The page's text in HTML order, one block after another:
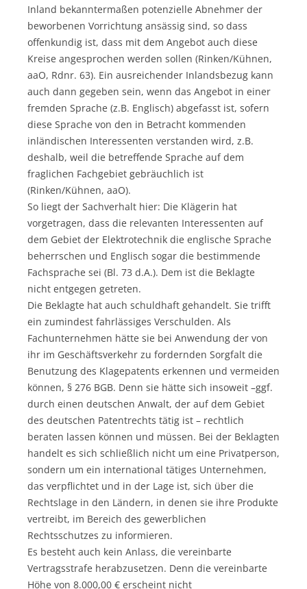
Inland bekanntermaßen potenzielle Abnehmer der
beworbenen Vorrichtung ansässig sind, so dass
offenkundig ist, dass mit dem Angebot auch diese
Kreise angesprochen werden sollen (Rinken/Kühnen,
aaO, Rdnr. 63). Ein ausreichender Inlandsbezug kann
auch dann gegeben sein, wenn das Angebot in einer
fremden Sprache (z.B. Englisch) abgefasst ist, sofern
diese Sprache von den in Betracht kommenden
inländischen Interessenten verstanden wird, z.B.
deshalb, weil die betreffende Sprache auf dem
fraglichen Fachgebiet gebräuchlich ist
(Rinken/Kühnen, aaO).
So liegt der Sachverhalt hier: Die Klägerin hat
vorgetragen, dass die relevanten Interessenten auf
dem Gebiet der Elektrotechnik die englische Sprache
beherrschen und Englisch sogar die bestimmende
Fachsprache sei (Bl. 73 d.A.). Dem ist die Beklagte
nicht entgegen getreten.
Die Beklagte hat auch schuldhaft gehandelt. Sie trifft
ein zumindest fahrlässiges Verschulden. Als
Fachunternehmen hätte sie bei Anwendung der von
ihr im Geschäftsverkehr zu fordernden Sorgfalt die
Benutzung des Klagepatents erkennen und vermeiden
können, § 276 BGB. Denn sie hätte sich insoweit –ggf.
durch einen deutschen Anwalt, der auf dem Gebiet
des deutschen Patentrechts tätig ist – rechtlich
beraten lassen können und müssen. Bei der Beklagten
handelt es sich schließlich nicht um eine Privatperson,
sondern um ein international tätiges Unternehmen,
das verpflichtet und in der Lage ist, sich über die
Rechtslage in den Ländern, in denen sie ihre Produkte
vertreibt, im Bereich des gewerblichen
Rechtsschutzes zu informieren.
Es besteht auch kein Anlass, die vereinbarte
Vertragsstrafe herabzusetzen. Denn die vereinbarte
Höhe von 8.000,00 € erscheint nicht